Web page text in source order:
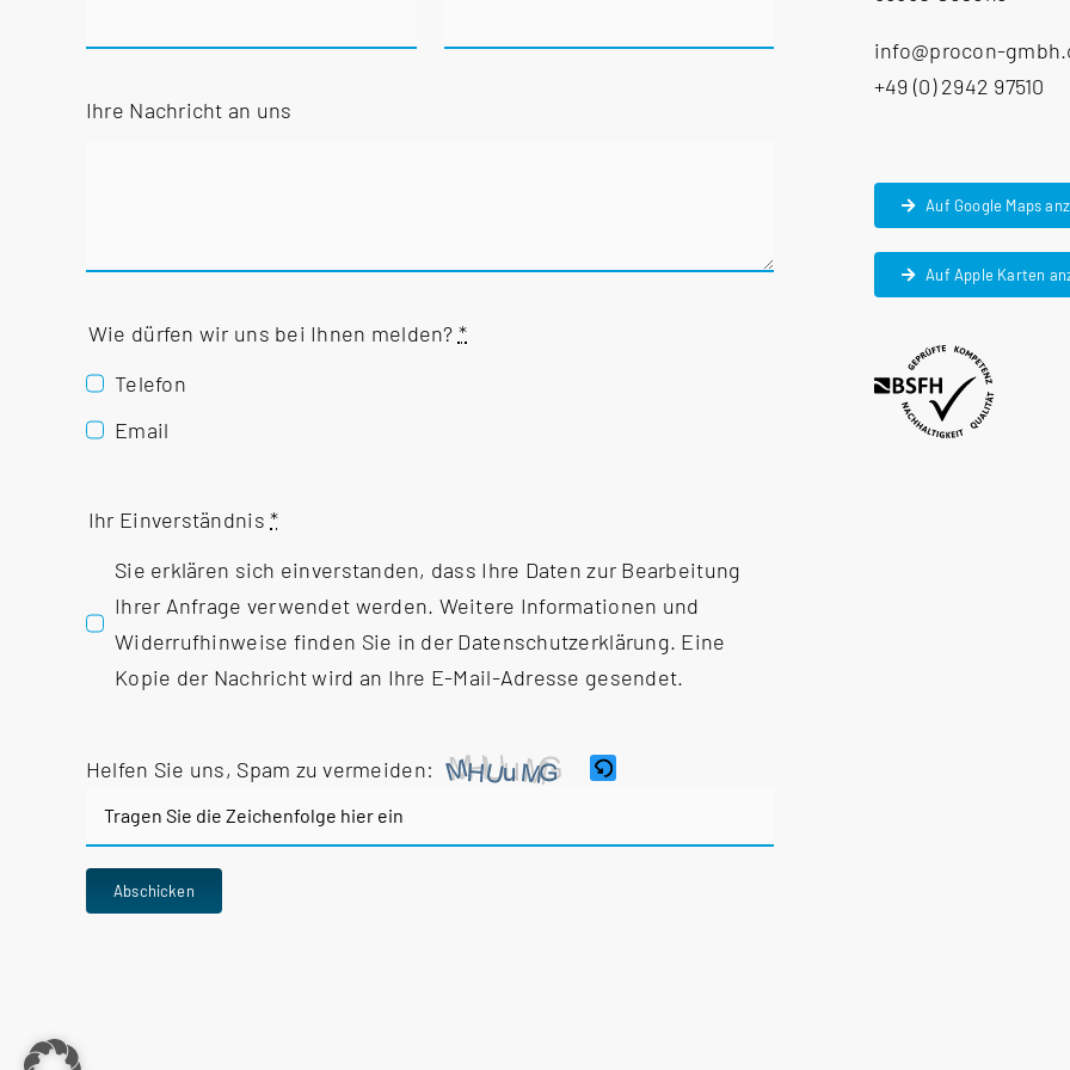
Ihre Nachricht an uns
Wie dürfen wir uns bei Ihnen melden? *
Telefon
Email
Ihr Einverständnis*
Sie erklären sich einverstanden, dass Ihre Daten zur Bearbeitung
Ihrer Anfrage verwendet werden. Weitere Informationen und
Widerrufhinweise finden Sie in der Datenschutzerklärung. Eine
Kopie der Nachricht wird an Ihre E-Mail-Adresse gesendet.
Helfen Sie uns, Spam zu vermeiden:
Bitte
gibAbschicken
info@procon-
+49 (0) 2942 97510
Auf Google Maps
Auf Apple Karten